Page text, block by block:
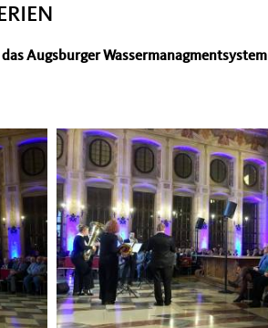
Augsburger Wassermanagmentsystem